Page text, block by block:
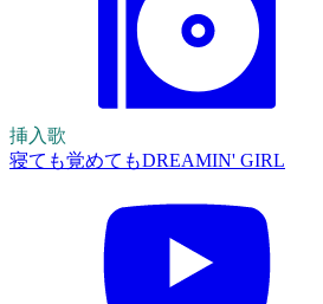
挿入歌
寝ても覚めてもDREAMIN' GIRL